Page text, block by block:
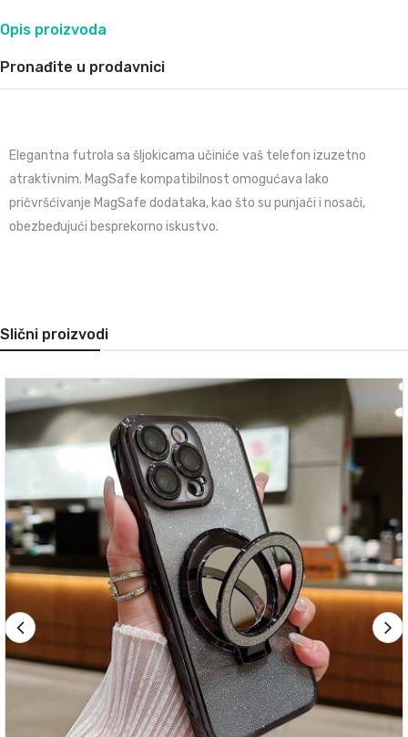
Opis proizvoda
Pronađite u prodavnici
Elegantna futrola sa šljokicama učiniće vaš telefon izuzetno
atraktivnim. MagSafe kompatibilnost omogućava lako
pričvršćivanje MagSafe dodataka, kao što su punjači i nosači,
obezbeđujući besprekorno iskustvo.
Slični proizvodi